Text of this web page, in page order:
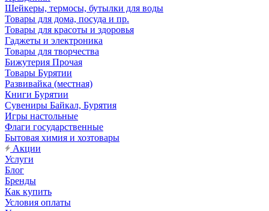
Шейкеры, термосы, бутылки для воды
Товары для дома, посуда и пр.
Товары для красоты и здоровья
Гаджеты и электроника
Товары для творчества
Бижутерия Прочая
Товары Бурятии
Развивайка (местная)
Книги Бурятии
Сувениры Байкал, Бурятия
Игры настольные
Флаги государственные
Бытовая химия и хозтовары
Акции
Услуги
Блог
Бренды
Как купить
Условия оплаты